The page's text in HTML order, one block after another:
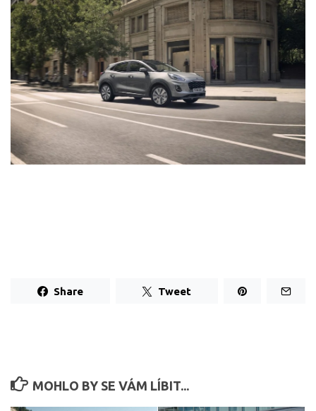
Share Tweet
MOHLO BY SE VÁM LÍBIT...